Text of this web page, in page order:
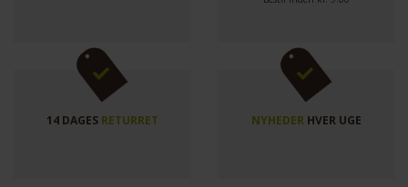
14 DAGES RETURRET NYHEDERHVER UGE